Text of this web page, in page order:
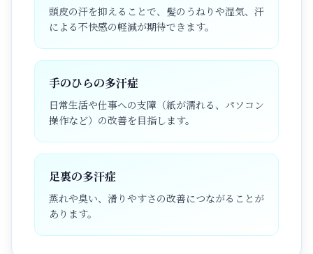
頭皮の汗を抑えることで、髪のうねりや湿気、汗
による不快感の軽減が期待できます。
手のひらの多汗症
日常生活や仕事への支障（紙が濡れる、パソコン
操作など）の改善を目指します。
足裏の多汗症
蒸れや臭い、滑りやすさの改善につながることが
あります。